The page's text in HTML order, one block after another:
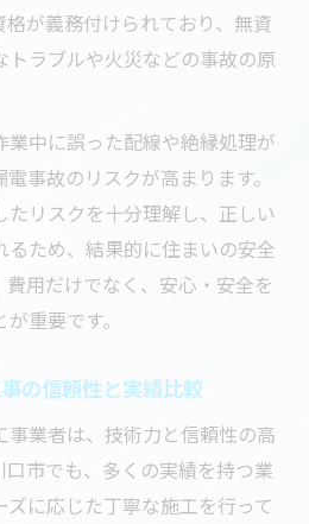
が義務付けられており、無資
ラブルや火災などの事故の原
中に誤った配線や絶縁処理が
事故のリスクが高まります。
リスクを十分理解し、正しい
ため、結果的に住まいの安全
用だけでなく、安心・安全を
重要です。
の信頼性と実績比較
業者は、技術力と信頼性の高
市でも、多くの実績を持つ業
に応じた丁寧な施工を行って